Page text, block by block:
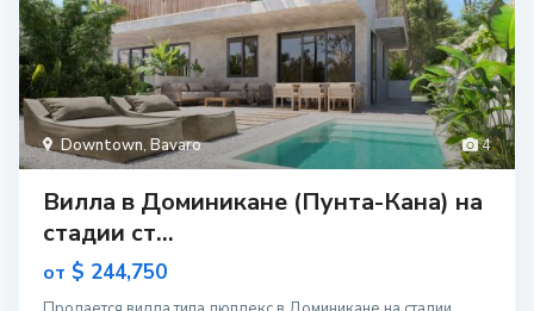
4
Downtown, Bavaro
Вилла в Доминикане (Пунта-Кана) на
стадии ст...
от $ 244,750